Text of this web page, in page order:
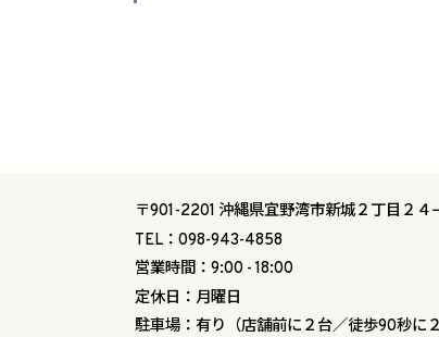
〒901-2201 沖縄県宜野湾市新城２丁目２４
TEL：098-943-4858
営業時間：9:00 - 18:00
定休日：月曜日
駐車場：有り（店舗前に２台／徒歩90秒に２